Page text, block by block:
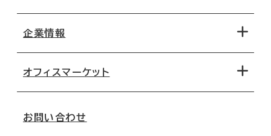
地図から探す
路線・駅から探す
移転コストシミュレーション
移転スケジュール
オフィス移転Q&A
企業情報
オフィスマーケット
お問い合わせ